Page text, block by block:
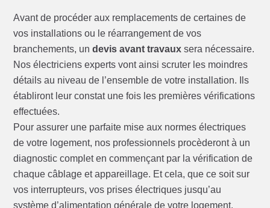
Avant de procéder aux remplacements de certaines de
vos installations ou le réarrangement de vos
branchements, undevis avant travaux sera nécessaire.
Nos électriciens experts vont ainsi scruter les moindres
détails au niveau de l’ensemble de votre installation. Ils
établiront leur constat une fois les premières vérifications
effectuées.
Pour assurer une parfaite mise aux normes électriques
de votre logement, nos professionnels procèderont à un
diagnostic complet en commençant par la vérification de
chaque câblage et appareillage. Et cela, que ce soit sur
vos interrupteurs, vos prises électriques jusqu’au
système d’alimentation générale de votre logement.